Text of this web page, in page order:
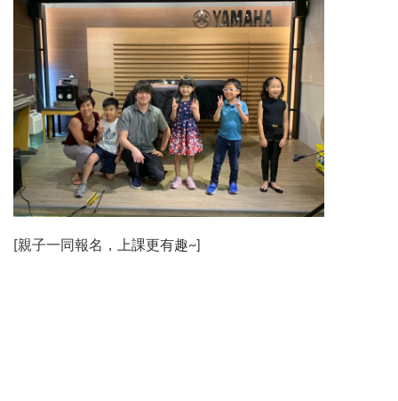
[親子一同報名，上課更有趣~]